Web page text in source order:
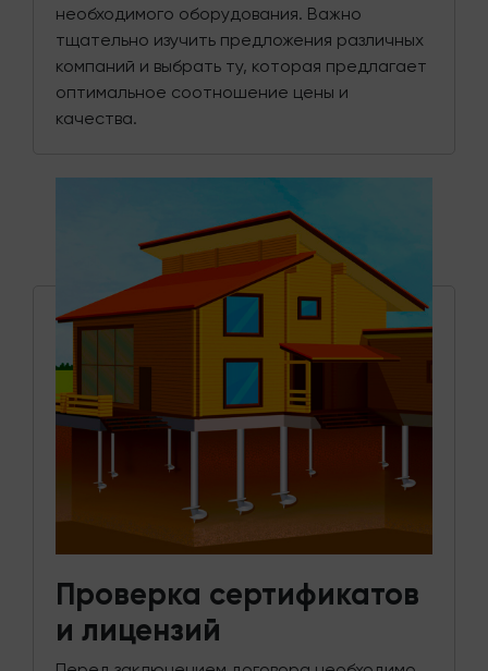
необходимого оборудования. Важно
тщательно изучить предложения различных
компаний и выбрать ту, которая предлагает
оптимальное соотношение цены и
качества.
Проверка сертификатов
и лицензий